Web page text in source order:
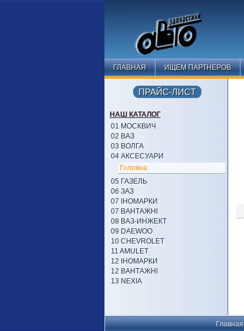
ГЛАВНАЯ ИЩЕМ ПАРТНЕРОВ
ПРАЙС-ЛИСТ
НАШ КАТАЛОГ
01 МОСКВИЧ
02 ВАЗ
03 ВОЛГА
04 АКСЕСУАРИ
Головна
05 ГАЗЕЛЬ
06 ЗАЗ
07 ІНОМАРКИ
07 ВАНТАЖНІ
08 ВАЗ-ИНЖЕКТ
09 DAEWOO
10 CHEVROLET
11 AMULET
12 ІНОМАРКИ
12 ВАНТАЖНІ
13 NEXIA
Главная